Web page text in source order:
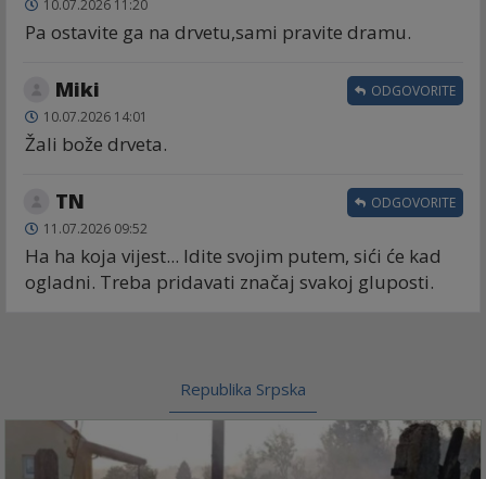
10.07.2026 11:20
Pa ostavite ga na drvetu,sami pravite dramu.
Miki
10.07.2026 14:01
Žali bože drveta.
ODGOVORITE
TN
11.07.2026 09:52
Ha ha koja vijest... Idite svojim putem, sići će kad
ogladni. Treba pridavati značaj svakoj gluposti.
ODGOVORITE
Republika Srpska